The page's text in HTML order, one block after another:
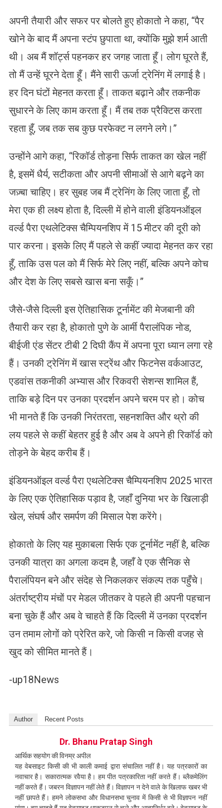
अपनी तैयारी और सफर पर बोलते हुए होकातो ने कहा, “पैर
खोने के बाद मैं अपना स्टंप छुपाता था, क्योंकि मुझे शर्म आती
थी। अब मैं शॉर्ट्स पहनकर हर जगह जाता हूँ। लोग घूरते हैं,
तो मैं उन्हें घूरने देता हूँ। मैंने सारी ऊर्जा ट्रेनिंग में लगाई है।
हर दिन घंटों मेहनत करता हूँ। ताकत बढ़ाने और तकनीक
सुधारने के लिए काम करता हूँ। मैं तब तक प्रैक्टिस करता
रहता हूँ, जब तक सब कुछ परफेक्ट न लगने लगे।”
उन्होंने आगे कहा, “रिकॉर्ड तोड़ना सिर्फ ताकत का खेल नहीं
है, इसमें धैर्य, सटीकता और अपनी सीमाओं से आगे बढ़ने का
जज़्बा चाहिए। हर सुबह जब मैं ट्रेनिंग के लिए जाता हूँ, तो
मेरा एक ही लक्ष्य होता है, दिल्ली में होने वाली इंडियनऑइल
वर्ल्ड पैरा एथलेटिक्स चैम्पियनशिप में 15 मीटर की दूरी को
पार करना। इसके लिए मैं पहले से कहीं ज्यादा मेहनत कर रहा
हूँ, ताकि उस पल को मैं सिर्फ मेरे लिए नहीं, बल्कि अपने कोच
और देश के लिए सबसे खास बना सकूँ।”
जैसे-जैसे दिल्ली इस ऐतिहासिक टूर्नामेंट की मेजबानी की
तैयारी कर रहा है, होकातो पुणे के आर्मी पैरालंपिक नोड,
बीईजी एंड सेंटर टीबी 2 दिघी कैंप में अपना पूरा ध्यान लगा रहे
हैं। उनकी ट्रेनिंग में खास स्ट्रेंथ और फिटनेस वर्कआउट,
एडवांस तकनीकी अभ्यास और रिकवरी सेशन्स शामिल हैं,
ताकि बड़े दिन पर उनका प्रदर्शन अपने चरम पर हो। कोच
भी मानते हैं कि उनकी निरंतरता, सहनशक्ति और थ्रो की
लय पहले से कहीं बेहतर हुई है और अब वे अपने ही रिकॉर्ड को
तोड़ने के बेहद करीब हैं।
इंडियनऑइल वर्ल्ड पैरा एथलेटिक्स चैम्पियनशिप 2025 भारत
के लिए एक ऐतिहासिक पड़ाव है, जहाँ दुनिया भर के खिलाड़ी
खेल, संघर्ष और समर्पण की मिसाल पेश करेंगे।
होकातो के लिए यह मुकाबला सिर्फ एक टूर्नामेंट नहीं है, बल्कि
उनकी यात्रा का अगला कदम है, जहाँ वे एक सैनिक से
पैरालंपियन बने और संदेह से निकलकर संकल्प तक पहुँचे।
अंतर्राष्ट्रीय मंचों पर मेडल जीतकर वे पहले ही अपनी पहचान
बना चुके हैं और अब वे चाहते हैं कि दिल्ली में उनका प्रदर्शन
उन तमाम लोगों को प्रेरित करे, जो किसी न किसी वजह से
खुद को सीमित मानते हैं।
-up18News
Author Recent Posts
Dr. Bhanu Pratap Singh
आर्थिक सहयोग की विनम्र अपील
यह वेबसाइट किसी की भी काली कमाई द्वारा संचालित नहीं है। यह पत्रकारों का
नवाचार है। सकारात्मक रवैया है। हम पीत पत्रकारिता नहीं करते हैं। ब्लैकमेलिंग
नहीं करते हैं। जबरन विज्ञापन नहीं लेते हैं। विज्ञापन न देने वाले के खिलाफ खबर भी
नहीं छापते हैं। हमने लोकसभा और विधानसभा चुनाव में किसी से भी विज्ञापन नहीं